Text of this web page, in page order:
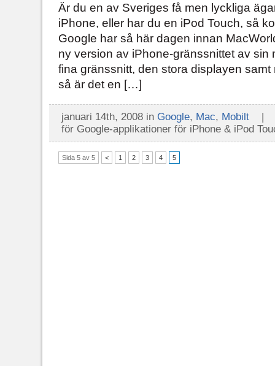
Är du en av Sveriges få men lyckliga
iPhone, eller har du en iPod Touch, så
Google har så här dagen innan
ny version av iPhone-gränssnittet av sin
fina gränssnitt, den stora displayen
så är det en […]
januari 14th, 2008 in Google, Mac, Mobilt
för Google-applikationer för iPhone & iPod
Sida 5 av 5 < 1 2 3 4 5